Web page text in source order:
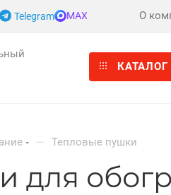
Telegram MAX О
КАТАЛОГ
— Тепловые пушки
для